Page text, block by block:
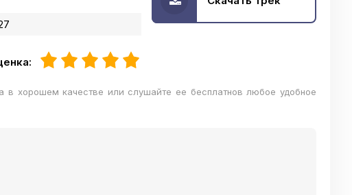
хорошем качестве или слушайте ее бесплатнов любое удобное